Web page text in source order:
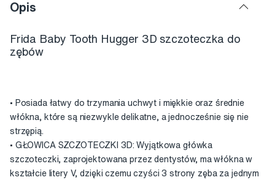
Opis
Frida Baby Tooth Hugger 3D szczoteczka do
zębów
• Posiada łatwy do trzymania uchwyt i miękkie oraz średnie
włókna, które są niezwykle delikatne, a jednocześnie się nie
strzępią.
• GŁOWICA SZCZOTECZKI 3D: Wyjątkowa główka
szczoteczki, zaprojektowana przez dentystów, ma włókna w
kształcie litery V, dzięki czemu czyści 3 strony zęba za jednym